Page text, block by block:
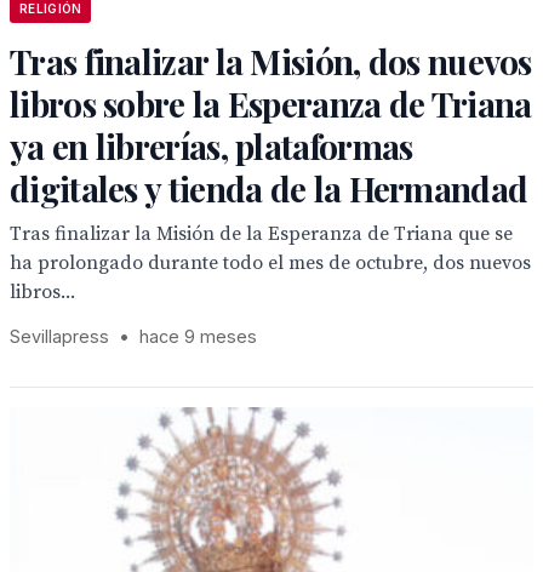
RELIGIÓN
Tras finalizar la Misión, dos nuevos
libros sobre la Esperanza de Triana
ya en librerías, plataformas
digitales y tienda de la Hermandad
Tras finalizar la Misión de la Esperanza de Triana que se
ha prolongado durante todo el mes de octubre, dos nuevos
libros...
Sevillapress • hace 9 meses